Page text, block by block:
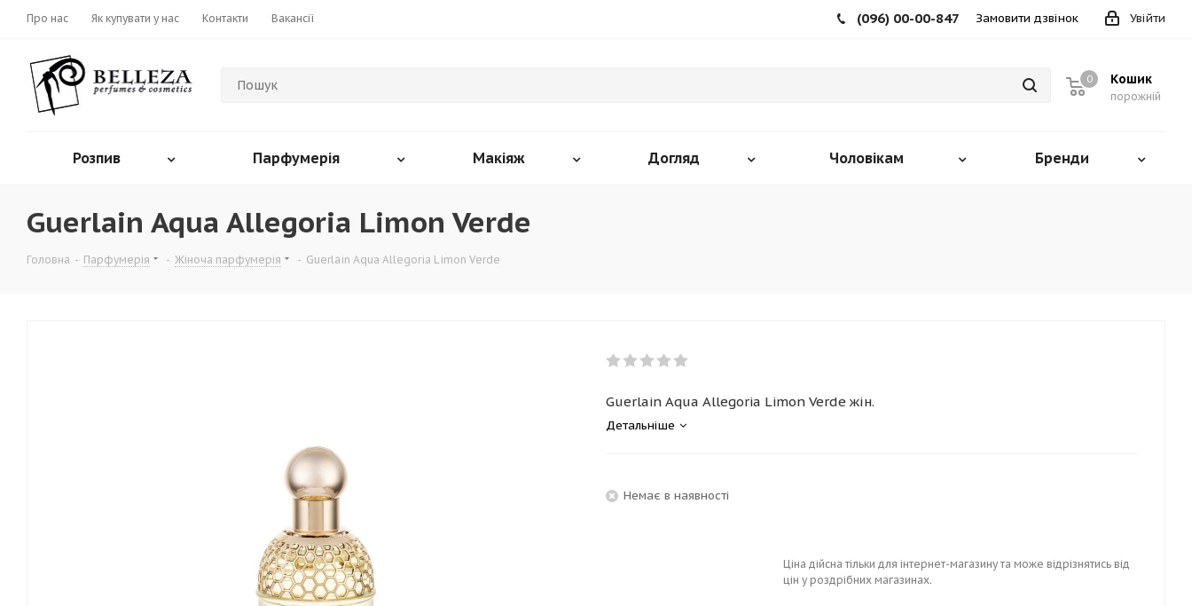
Про нас Як купувати у нас Контакти Вакансії Увійти
(096) 00-00-847 Замовити дзвінок
Кошик
порожній
0
Розпив Парфумерія Макіяж Догляд Чоловікам Бренди
Guerlain Aqua Allegoria Limon Verde
Головна - Парфумерія - Жіноча парфумерія - Guerlain Aqua Allegoria Limon Verde
Guerlain Aqua Allegoria Limon Verde жін.
Детальніше
Немає в наявності
Ціна дійсна тільки для інтернет-магазину та може відрізнятись від
цін у роздрібних магазинах.